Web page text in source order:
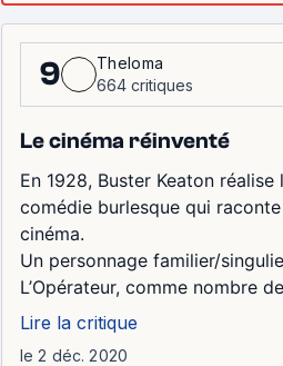
9
Theloma
664 critiques
Le cinéma réinventé
En 1928, Buster Keaton
comédie burlesque qui
cinéma.
Un personnage familier/
L’Opérateur, comme nombre
Lire la critique
le 2 déc. 2020